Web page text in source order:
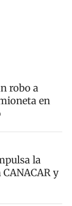
robo a
en
la
y